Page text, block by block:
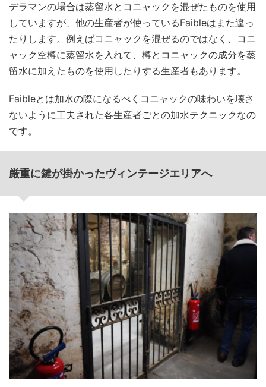
デラマンの場合は蒸留水とコニャックを混ぜたものを使用
していますが、他の生産者が使っているFaibleはまた違っ
たりします。例えばコニャックを混ぜるのではなく、コニ
ャック空樽に蒸留水を入れて、樽とコニャックの成分を蒸
留水に加えたものを使用したりする生産者もあります。
Faibleとは加水の際になるべくコニャックの味わいを壊さ
ないように工夫された各生産者ごとの加水テクニックなの
です。
厳重に鍵が掛かったヴィンテージエリアへ